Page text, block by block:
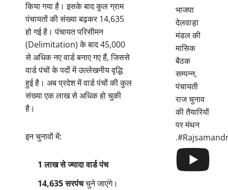
किया गया है। इसके बाद कुल ग्राम
पंचायतों की संख्या बढ़कर 14,635
हो गई है। पंचायत परिसीमन
(Delimitation) के बाद 45,000
से अधिक नए वार्ड बनाए गए हैं, जिससे
वार्ड पंचों के पदों में उल्लेखनीय वृद्धि
हुई है। अब प्रदेश में वार्ड पंचों की कुल
संख्या एक लाख से अधिक हो चुकी
है।
इन चुनावों में:
1 लाख से ज्यादा वार्ड पंच
14,635 सरपंचचुने जाएंगे।
भाजपा
देलवाड़ा
मंडल की
मासिक
बैठक
सम्पन्न,
पंचायती
राज चुनाव
की तैयारियों
पर मंथन